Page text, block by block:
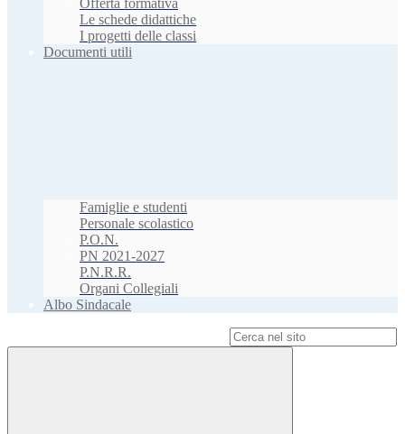
Offerta formativa
Le schede didattiche
I progetti delle classi
Documenti utili
Famiglie e studenti
Personale scolastico
P.O.N.
PN 2021-2027
P.N.R.R.
Organi Collegiali
Albo Sindacale